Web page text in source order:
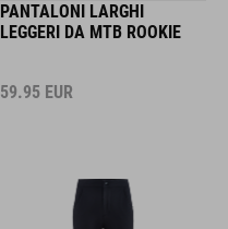
PANTALONI LARGHI
LEGGERI DA MTB ROOKIE
59.95 EUR